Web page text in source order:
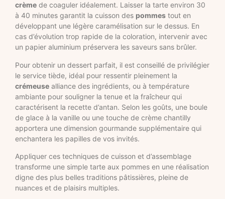
crème de coaguler idéalement. Laisser la tarte environ 30
à 40 minutes garantit la cuisson des pommes tout en
développant une légère caramélisation sur le dessus. En
cas d’évolution trop rapide de la coloration, intervenir avec
un papier aluminium préservera les saveurs sans brûler.
Pour obtenir un dessert parfait, il est conseillé de privilégier
le service tiède, idéal pour ressentir pleinement la
crémeuse alliance des ingrédients, ou à température
ambiante pour souligner la tenue et la fraîcheur qui
caractérisent la recette d’antan. Selon les goûts, une boule
de glace à la vanille ou une touche de crème chantilly
apportera une dimension gourmande supplémentaire qui
enchantera les papilles de vos invités.
Appliquer ces techniques de cuisson et d’assemblage
transforme une simple tarte aux pommes en une réalisation
digne des plus belles traditions pâtissières, pleine de
nuances et de plaisirs multiples.